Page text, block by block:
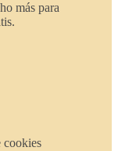
más para
cookies